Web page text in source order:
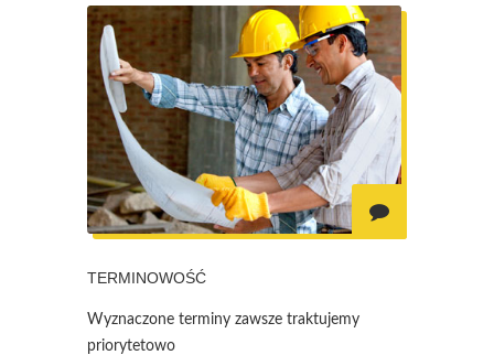
TERMINOWOŚĆ
Wyznaczone terminy zawsze traktujemy
priorytetowo